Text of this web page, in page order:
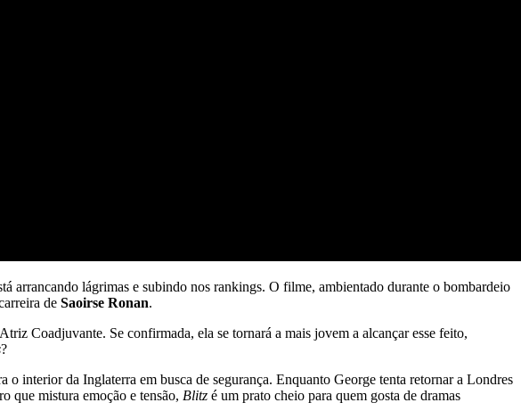
arrancando lágrimas e subindo nos rankings. O filme, ambientado durante o bombardeio
de Saoirse Ronan.
Coadjuvante. Se confirmada, ela se tornará a mais jovem a alcançar esse feito,
?
interior da Inglaterra em busca de segurança. Enquanto George tenta retornar a Londres
que mistura emoção e tensão, Blitz é um prato cheio para quem gosta de dramas